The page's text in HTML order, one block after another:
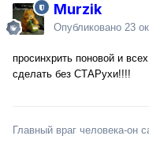
Murzik
Опубликовано 23
просинхрить поновой и
сделать без СТАРухи!!!!
Главный враг человека-он